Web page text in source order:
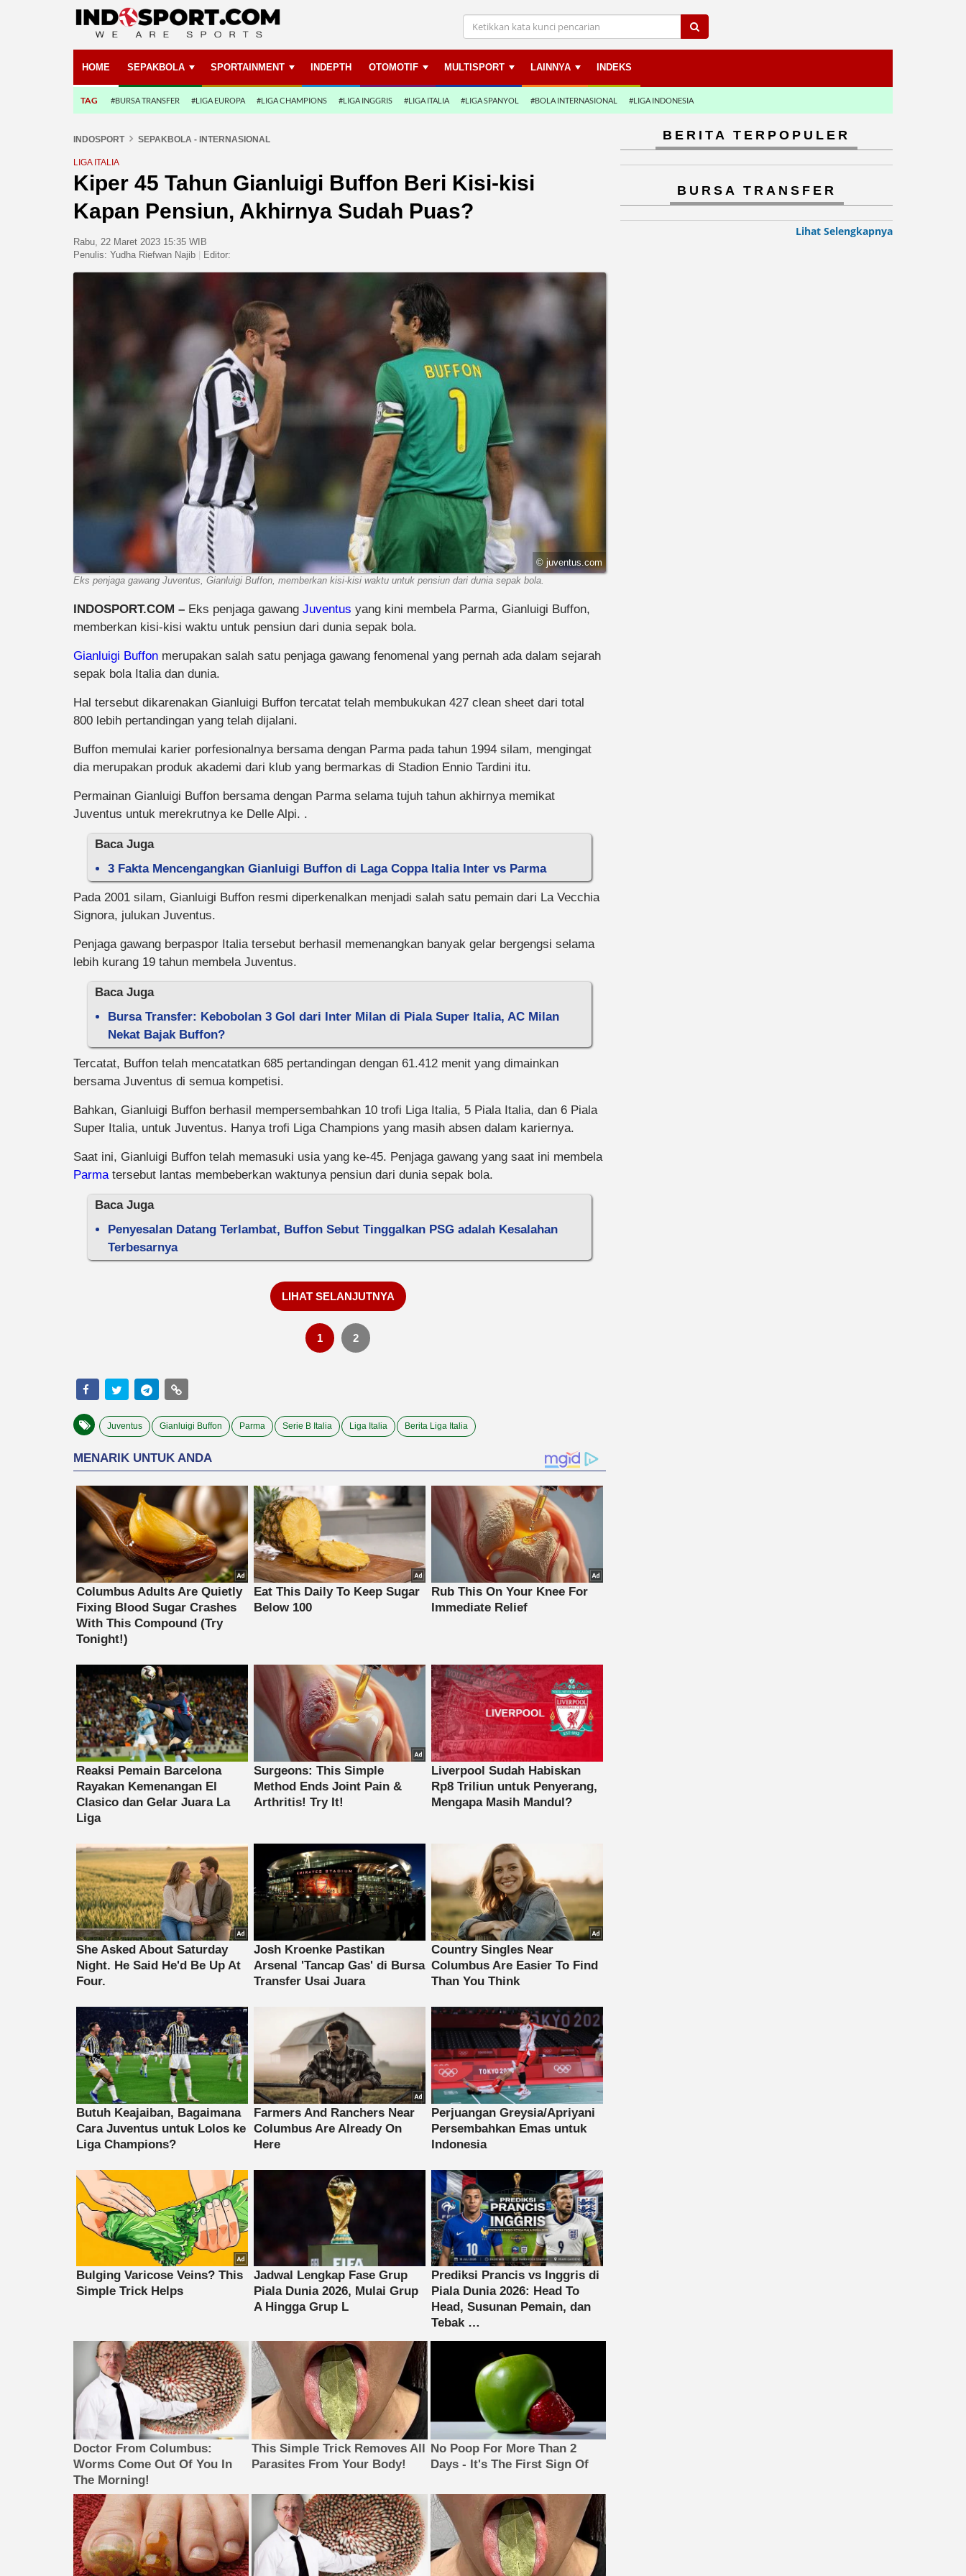
HOME SEPAKBOLA SPORTAINMENT INDEPTH OTOMOTIF MULTISPORT LAINNYA INDEKS
TAG #BURSA TRANSFER #LIGA EUROPA #LIGA CHAMPIONS #LIGA INGGRIS #LIGA ITALIA #LIGA SPANYOL #BOLA INTERNASIONAL #LIGA INDONESIA
INDOSPORT SEPAKBOLA - INTERNASIONAL
LIGA ITALIA
Kiper 45 Tahun Gianluigi Buffon Beri Kisi-kisi
Kapan Pensiun, Akhirnya Sudah Puas?
Rabu, 22 Maret 2023 15:35 WIB
Penulis: Yudha Riefwan Najib Editor:
© juventus.com
Eks penjaga gawang Juventus, Gianluigi Buffon, memberkan kisi-kisi waktu untuk pensiun dari dunia sepak bola.
INDOSPORT.COM – Eks penjaga gawang Juventus yang kini membela Parma, Gianluigi Buffon,
memberkan kisi-kisi waktu untuk pensiun dari dunia sepak bola.
Gianluigi Buffon merupakan salah satu penjaga gawang fenomenal yang pernah ada dalam sejarah
sepak bola Italia dan dunia.
Hal tersebut dikarenakan Gianluigi Buffon tercatat telah membukukan 427 clean sheet dari total
800 lebih pertandingan yang telah dijalani.
Buffon memulai karier porfesionalnya bersama dengan Parma pada tahun 1994 silam, mengingat
dia merupakan produk akademi dari klub yang bermarkas di Stadion Ennio Tardini itu.
Permainan Gianluigi Buffon bersama dengan Parma selama tujuh tahun akhirnya memikat
Juventus untuk merekrutnya ke Delle Alpi. .
Baca Juga
3 Fakta Mencengangkan Gianluigi Buffon di Laga Coppa Italia Inter vs Parma
Pada 2001 silam, Gianluigi Buffon resmi diperkenalkan menjadi salah satu pemain dari La Vecchia
Signora, julukan Juventus.
Penjaga gawang berpaspor Italia tersebut berhasil memenangkan banyak gelar bergengsi selama
lebih kurang 19 tahun membela Juventus.
Baca Juga
Bursa Transfer: Kebobolan 3 Gol dari Inter Milan di Piala Super Italia, AC Milan
Nekat Bajak Buffon?
Tercatat, Buffon telah mencatatkan 685 pertandingan dengan 61.412 menit yang dimainkan
bersama Juventus di semua kompetisi.
Bahkan, Gianluigi Buffon berhasil mempersembahkan 10 trofi Liga Italia, 5 Piala Italia, dan 6 Piala
Super Italia, untuk Juventus. Hanya trofi Liga Champions yang masih absen dalam kariernya.
Saat ini, Gianluigi Buffon telah memasuki usia yang ke-45. Penjaga gawang yang saat ini membela
Parmatersebut lantas membeberkan waktunya pensiun dari dunia sepak bola.
Baca Juga
Penyesalan Datang Terlambat, Buffon Sebut Tinggalkan PSG adalah Kesalahan
Terbesarnya
LIHAT SELANJUTNYA
1 2
Juventus Gianluigi Buffon Parma Serie B Italia Liga Italia Berita Liga Italia
Doctor From Columbus:
Worms Come Out Of You In
The Morning!
This Simple Trick Removes All
Parasites From Your Body!
No Poop For More Than 2
Days - It's The First Sign Of
BERITA TERPOPULER
BURSA TRANSFER
Lihat Selengkapnya